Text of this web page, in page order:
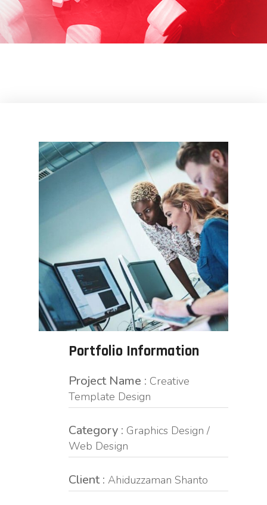
Portfolio Information
Project Name : Creative
Template Design
Category : Graphics Design /
Web Design
Client : Ahiduzzaman Shanto